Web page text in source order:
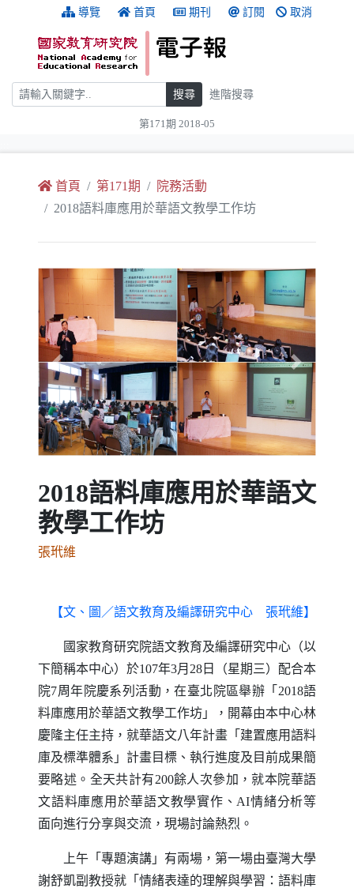
跳到主要內容 導覽 首頁 期刊 訂閱 取消
搜尋 搜尋 進階搜尋
第171期 2018-05
首頁 第171期
院務活動
2018語料庫應用於華語文教學工作坊
Previous Next
2018語料庫應用於華語文
教學工作坊
張玳維
【文、圖／語文教育及編譯研究中心 張玳維】
國家教育研究院語文教育及編譯研究中心（以
下簡稱本中心）於107年3月 28 日（星期三）配合本
院7周年院慶系列活動，在臺北院區舉辦「 2018語
料庫應用於華語文教學工作坊」，開幕由本中心林
慶隆主任主持，就華語文八年計畫「建置應用語料
庫及標準體系」計畫目標、執行進度及目前成果簡
要略述。全天共計有200餘人次參加，就本院華語
文語料庫應用於華語文教學實作、 AI情緒分析等
面向進行分享與交流，現場討論熱烈。
上午「專題演講」有兩場，第一場由臺灣大學
謝舒凱副教授就「情緒表達的理解與學習：語料庫